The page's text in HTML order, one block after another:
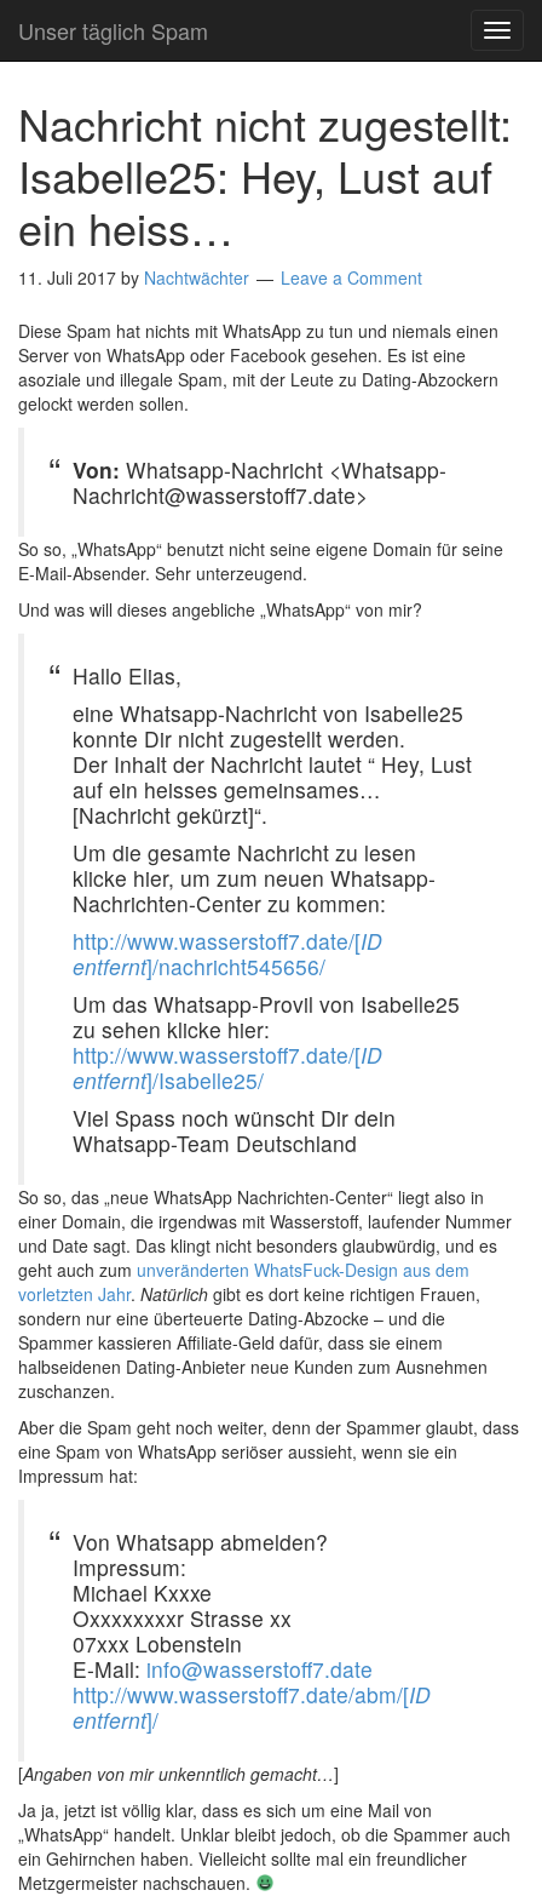
Unser täglich Spam
Nachricht nicht zugestellt:
Isabelle25: Hey, Lust auf
ein heiss…
11. Juli 2017 by Nachtwächter Leave a Comment
Diese Spam hat nichts mit WhatsApp zu tun und niemals einen
Server von WhatsApp oder Facebook gesehen. Es ist eine
asoziale und illegale Spam, mit der Leute zu Dating-Abzockern
gelockt werden sollen.
Von: Whatsapp-Nachricht <Whatsapp-
Nachricht@wasserstoff7.date>
So so, „WhatsApp“ benutzt nicht seine eigene Domain für seine
E-Mail-Absender. Sehr unterzeugend.
Und was will dieses angebliche „WhatsApp“ von mir?
Hallo Elias,
eine Whatsapp-Nachricht von Isabelle25
konnte Dir nicht zugestellt werden.
Der Inhalt der Nachricht lautet “ Hey, Lust
auf ein heisses gemeinsames…
[Nachricht gekürzt]“.
Um die gesamte Nachricht zu lesen
klicke hier, um zum neuen Whatsapp-
Nachrichten-Center zu kommen:
http://www.wasserstoff7.date/[ID
entfernt]/nachricht545656/
Um das Whatsapp-Provil von Isabelle25
zu sehen klicke hier:
http://www.wasserstoff7.date/[ID
entfernt]/Isabelle25/
Viel Spass noch wünscht Dir dein
Whatsapp-Team Deutschland
So so, das „neue WhatsApp Nachrichten-Center“ liegt also in
einer Domain, die irgendwas mit Wasserstoff, laufender Nummer
und Date sagt. Das klingt nicht besonders glaubwürdig, und es
geht auch zum unveränderten WhatsFuck-Design aus dem
vorletzten Jahr. Natürlich gibt es dort keine richtigen Frauen,
sondern nur eine überteuerte Dating-Abzocke – und die
Spammer kassieren Affiliate-Geld dafür, dass sie einem
halbseidenen Dating-Anbieter neue Kunden zum Ausnehmen
zuschanzen.
Aber die Spam geht noch weiter, denn der Spammer glaubt, dass
eine Spam von WhatsApp seriöser aussieht, wenn sie ein
Impressum hat:
Von Whatsapp abmelden?
Impressum:
Michael Kxxxe
Oxxxxxxxxr Strasse xx
07xxx Lobenstein
E-Mail: info@wasserstoff7.date
http://www.wasserstoff7.date/abm/[ID
entfernt]/
[Angaben von mir unkenntlich gemacht…]
Ja ja, jetzt ist völlig klar, dass es sich um eine Mail von
„WhatsApp“ handelt. Unklar bleibt jedoch, ob die Spammer auch
ein Gehirnchen haben. Vielleicht sollte mal ein freundlicher
Metzgermeister nachschauen.